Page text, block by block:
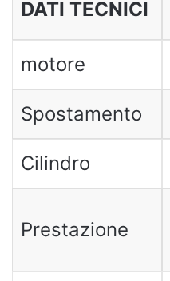
DATI TECNICI
motore
Spostamento
Cilindro
Prestazione